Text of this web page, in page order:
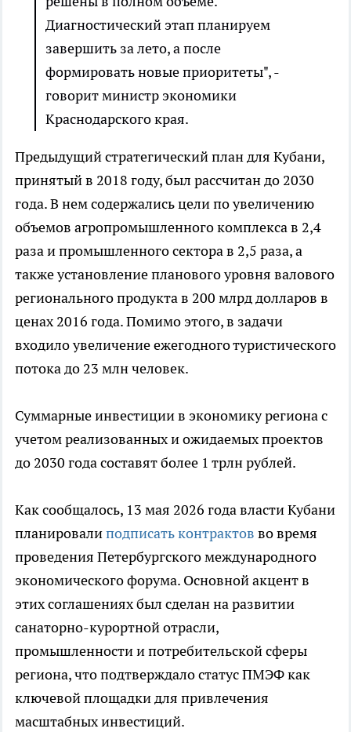
Диагностический этап планируем
завершить за лето, а после
формировать новые приоритеты", -
говорит министр экономики
Краснодарского края.
Предыдущий стратегический план для Кубани,
принятый в 2018 году, был рассчитан до 2030
года. В нем содержались цели по увеличению
объемов агропромышленного комплекса в 2,4
раза и промышленного сектора в 2,5 раза, а
также установление планового уровня валового
регионального продукта в 200 млрд долларов в
ценах 2016 года. Помимо этого, в задачи
входило увеличение ежегодного туристического
потока до 23 млн человек.
Суммарные инвестиции в экономику региона с
учетом реализованных и ожидаемых проектов
до 2030 года составят более 1 трлн рублей.
Как сообщалось, 13 мая 2026 года власти Кубани
планировалиподписать контрактов во время
проведения Петербургского международного
экономического форума. Основной акцент в
этих соглашениях был сделан на развитии
санаторно-курортной отрасли,
промышленности и потребительской сферы
региона, что подтверждало статус ПМЭФ как
ключевой площадки для привлечения
масштабных инвестиций.